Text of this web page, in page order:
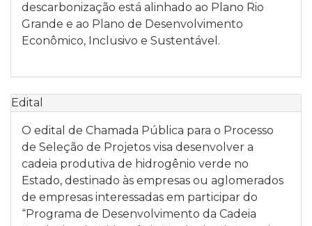
descarbonização está alinhado ao Plano Rio
Grande e ao Plano de Desenvolvimento
Econômico, Inclusivo e Sustentável.
Edital
O edital de Chamada Pública para o Processo
de Seleção de Projetos visa desenvolver a
cadeia produtiva de hidrogênio verde no
Estado, destinado às empresas ou aglomerados
de empresas interessadas em participar do
“Programa de Desenvolvimento da Cadeia